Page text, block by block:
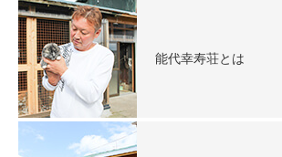
能代幸寿荘とは